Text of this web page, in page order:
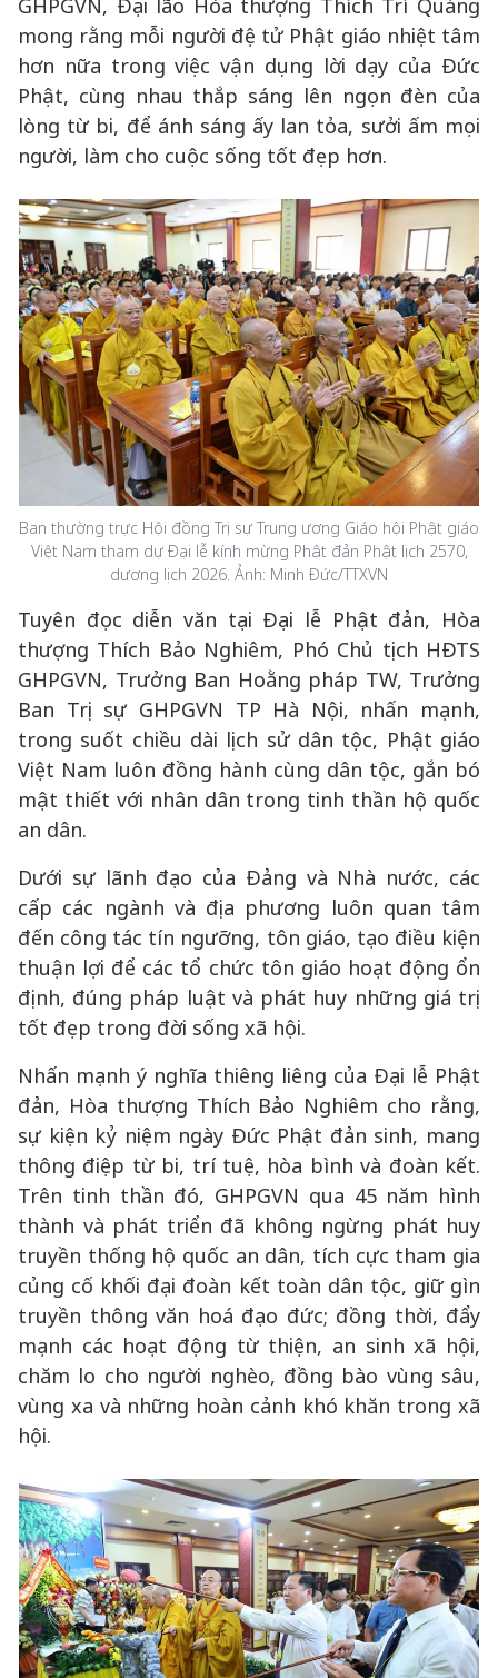
GHPGVN, Đại lão Hòa thượng Thích Trí Quảng
mong rằng mỗi người đệ tử Phật giáo nhiệt tâm
hơn nữa trong việc vận dụng lời dạy của Đức
Phật, cùng nhau thắp sáng lên ngọn đèn của
lòng từ bi, để ánh sáng ấy lan tỏa, sưởi ấm mọi
người, làm cho cuộc sống tốt đẹp hơn.
Ban thường trực Hội đồng Trị sự Trung ương Giáo hội Phật giáo
Việt Nam tham dự Đại lễ kính mừng Phật đản Phật lịch 2570,
dương lịch 2026. Ảnh: Minh Đức/TTXVN
Tuyên đọc diễn văn tại Đại lễ Phật đản, Hòa
thượng Thích Bảo Nghiêm, Phó Chủ tịch HĐTS
GHPGVN, Trưởng Ban Hoằng pháp TW, Trưởng
Ban Trị sự GHPGVN TP Hà Nội, nhấn mạnh,
trong suốt chiều dài lịch sử dân tộc, Phật giáo
Việt Nam luôn đồng hành cùng dân tộc, gắn bó
mật thiết với nhân dân trong tinh thần hộ quốc
an dân.
Dưới sự lãnh đạo của Đảng và Nhà nước, các
cấp các ngành và địa phương luôn quan tâm
đến công tác tín ngưỡng, tôn giáo, tạo điều kiện
thuận lợi để các tổ chức tôn giáo hoạt động ổn
định, đúng pháp luật và phát huy những giá trị
tốt đẹp trong đời sống xã hội.
Nhấn mạnh ý nghĩa thiêng liêng của Đại lễ Phật
đản, Hòa thượng Thích Bảo Nghiêm cho rằng,
sự kiện kỷ niệm ngày Đức Phật đản sinh, mang
thông điệp từ bi, trí tuệ, hòa bình và đoàn kết.
Trên tinh thần đó, GHPGVN qua 45 năm hình
thành và phát triển đã không ngừng phát huy
truyền thống hộ quốc an dân, tích cực tham gia
củng cố khối đại đoàn kết toàn dân tộc, giữ gìn
truyền thông văn hoá đạo đức; đồng thời, đẩy
mạnh các hoạt động từ thiện, an sinh xã hội,
chăm lo cho người nghèo, đồng bào vùng sâu,
vùng xa và những hoàn cảnh khó khăn trong xã
hội.